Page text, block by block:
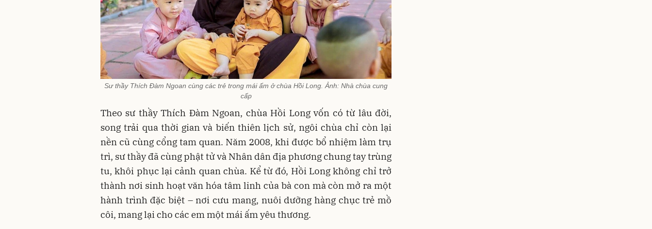
Sư thầy Thích Đàm Ngoan cùng các trẻ trong mái ấm ở chùa Hồi Long. Ảnh: Nhà chùa cung
cấp
Theo sư thầy Thích Đàm Ngoan, chùa Hồi Long vốn có từ lâu đời,
song trải qua thời gian và biến thiên lịch sử, ngôi chùa chỉ còn lại
nền cũ cùng cổng tam quan. Năm 2008, khi được bổ nhiệm làm trụ
trì, sư thầy đã cùng phật tử và Nhân dân địa phương chung tay trùng
tu, khôi phục lại cảnh quan chùa. Kể từ đó, Hồi Long không chỉ trở
thành nơi sinh hoạt văn hóa tâm linh của bà con mà còn mở ra một
hành trình đặc biệt – nơi cưu mang, nuôi dưỡng hàng chục trẻ mồ
côi, mang lại cho các em một mái ấm yêu thương.